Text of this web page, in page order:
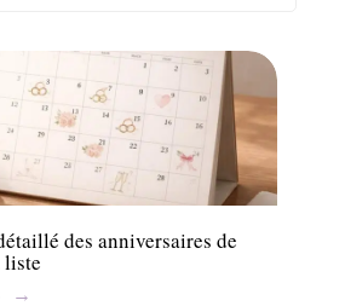
des anniversaires de
liste